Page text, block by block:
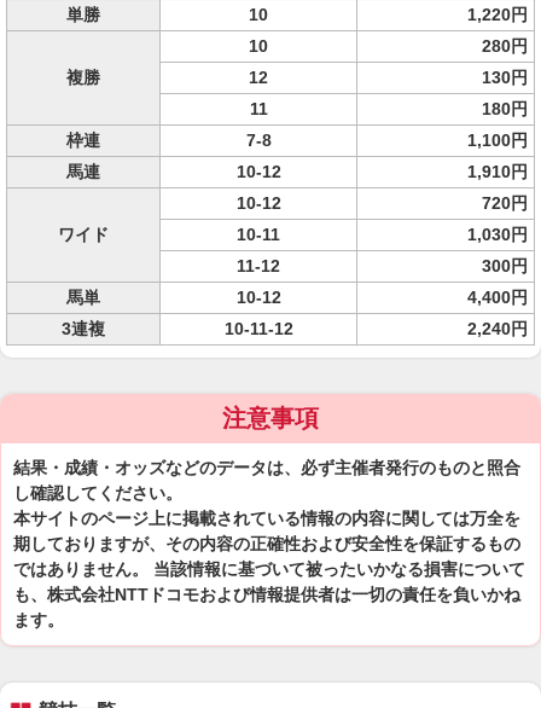
単勝 10 1,220円
複勝
10
280円
12
130円
11
180円
枠連
7-8
1,100円
馬連
10-12 1,910円
ワイド
10-12
720円
10-11
1,030円
11-12
300円
馬単
10-12
4,400円
3連複
10-11-12 2,240円
注意事項
結果・成績・オッズなどのデータは、必ず主催者発行のものと照合
し確認してください。
本サイトのページ上に掲載されている情報の内容に関しては万全を
期しておりますが、その内容の正確性および安全性を保証するもの
ではありません。 当該情報に基づいて被ったいかなる損害について
も、株式会社NTTドコモおよび情報提供者は一切の責任を負いかね
ます。